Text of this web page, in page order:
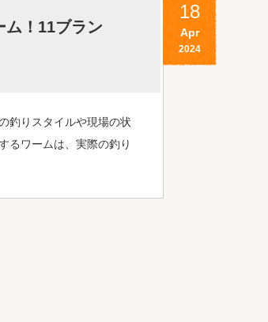
18
Apr
2024
ム！11ブラン
釣りスタイルや現場の状
るワームは、実際の釣り